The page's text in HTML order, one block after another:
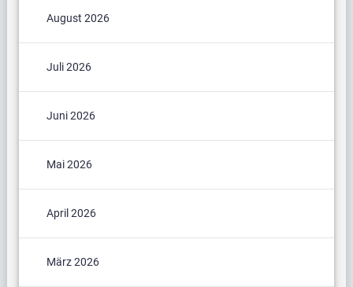
August 2026
Juli 2026
Juni 2026
Mai 2026
April 2026
März 2026